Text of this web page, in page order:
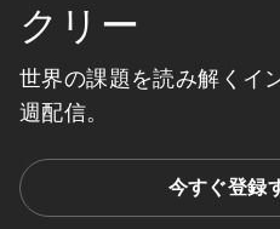
クリー
世界の課題を読み解くイ
週配信。
今すぐ登録